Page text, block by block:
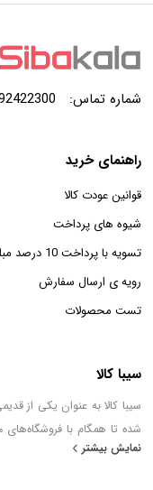
شماره تماس: | 04191010194
راهنمای خرید
قوانین عودت کالا
شیوه های پرداخت
تسویه با پرداخت 10 درصد مبلغ
رویه ی ارسال سفارش
تست محصولات
سیبا کالا
شده تا همگام با فروشگاه‌های
خطور می‌کند در اینجا پیدا
نمایش بیشتر